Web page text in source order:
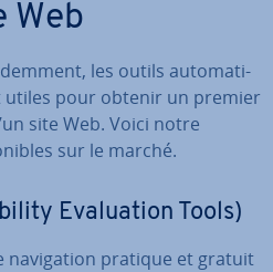
Web
les outils au­to­ma­ti­
pour obtenir un premier
site Web. Voici notre
sur le marché.
Eva­lua­tion Tools)
na­vi­ga­tion pratique et gratuit